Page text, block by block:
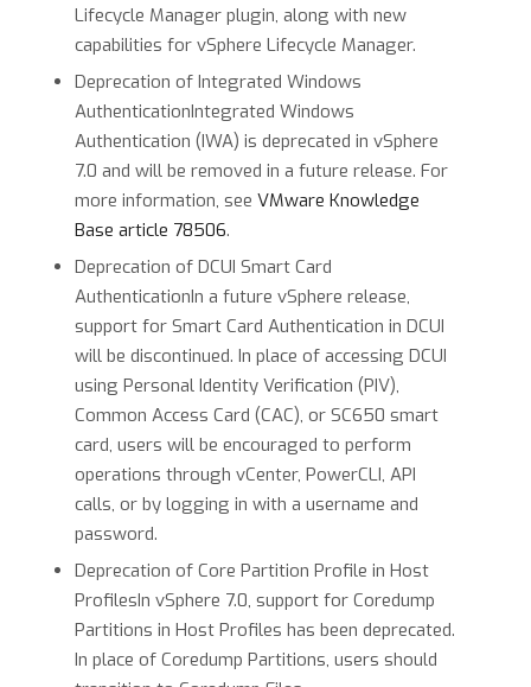
Lifecycle Manager plugin, along with new
capabilities for vSphere Lifecycle Manager.
Deprecation of Integrated Windows
AuthenticationIntegrated Windows
Authentication (IWA) is deprecated in vSphere
7.0 and will be removed in a future release. For
more information, see VMware Knowledge
Base article 78506.
Deprecation of DCUI Smart Card
AuthenticationIn a future vSphere release,
support for Smart Card Authentication in DCUI
will be discontinued. In place of accessing DCUI
using Personal Identity Verification (PIV),
Common Access Card (CAC), or SC650 smart
card, users will be encouraged to perform
operations through vCenter, PowerCLI, API
calls, or by logging in with a username and
password.
Deprecation of Core Partition Profile in Host
ProfilesIn vSphere 7.0, support for Coredump
Partitions in Host Profiles has been deprecated.
In place of Coredump Partitions, users should